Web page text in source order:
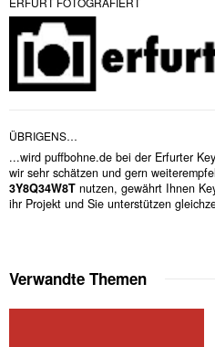
ÜBRIGENS…
...wird puffbohne.de bei der Erfurter
wir sehr schätzen und gern
3Y8Q34W8T nutzen, gewährt Ihnen
ihr Projekt und Sie unterstützen
Verwandte Themen